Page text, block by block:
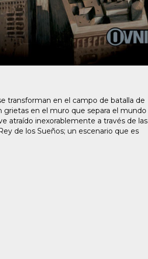
transforman en el campo de batalla de
en el muro que separa el mundo
atraído inexorablemente a través de las
de los Sueños; un escenario que es